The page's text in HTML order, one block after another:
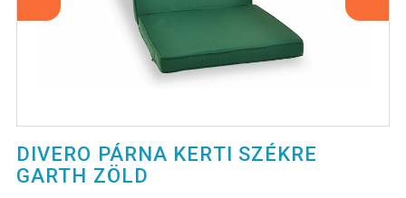
DIVERO PÁRNA KERTI SZÉKRE
GARTH ZÖLD